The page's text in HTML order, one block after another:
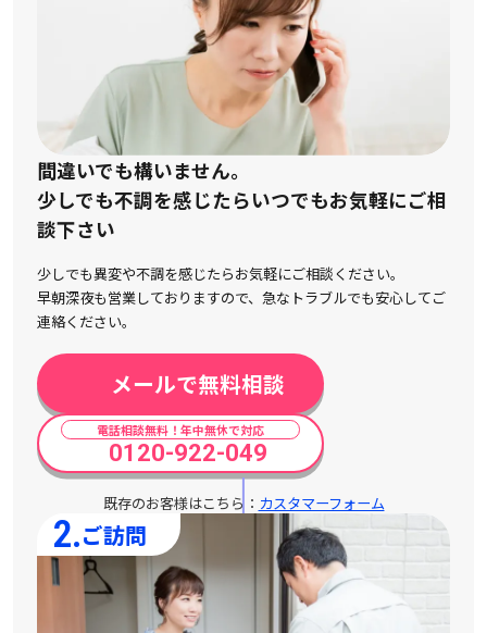
間違いでも構いません。
少しでも不調を感じたらいつでもお気軽にご相
談下さい
少しでも異変や不調を感じたらお気軽にご相談ください。
早朝深夜も営業しておりますので、急なトラブルでも安心してご
連絡ください。
メールで無料相談
電話相談無料！年中無休で対応
0120-922-049
既存のお客様はこちら： カスタマーフォーム
2.ご訪問